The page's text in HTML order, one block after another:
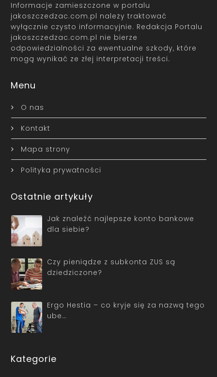
Informacje zamieszczone w portalu
jakoszczedzac.com.pl należy traktować
wyłącznie czysto informacyjnie. Redakcja Portalu
jakoszczedzac.com.pl nie bierze
odpowiedzialności za ewentualne szkody, które
mogą wynikać ze złej interpretacji treści.
Menu
O nas
Kontakt
Mapa strony
Polityka prywatności
Ostatnie artykuły
Jak znaleźć najlepsze konto bankowe
dla siebie?
Czy pieniądze z subkonta ZUS są
dziedziczone?
Ergo Hestia – co kryje się za nazwą tego
ube…
Kategorie